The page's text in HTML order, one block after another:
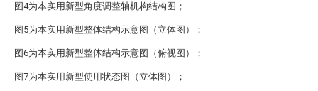
图4为本实用新型角度调整轴机构结构图；
图5为本实用新型整体结构示意图（立体图）；
图6为本实用新型整体结构示意图（俯视图）；
图7为本实用新型使用状态图（立体图）；